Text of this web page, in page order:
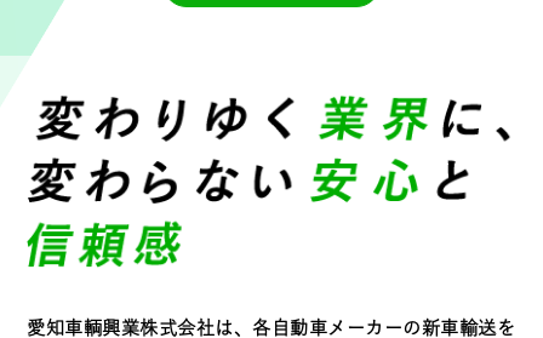
愛知車輌興業株式会社は、各自動車メーカーの新車輸送を